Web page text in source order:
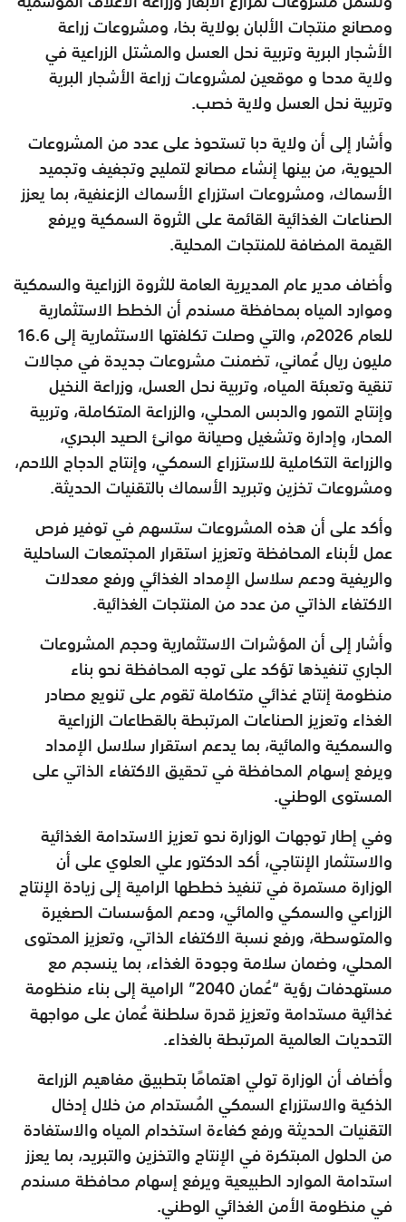
ومصانع منتجات الألبان بولاية بخا، ومشروعات زراعة
الأشجار البرية وتربية نحل العسل والمشتل الزراعية في
ولاية مدحا و موقعين لمشروعات زراعة الأشجار البرية
وتربية نحل العسل ولاية خصب.
وأشار إلى أن ولاية دبا تستحوذ على عدد من المشروعات
الحيوية، من بينها إنشاء مصانع لتمليح وتجفيف وتجميد
الأسماك، ومشروعات استزراع الأسماك الزعنفية، بما يعزز
الصناعات الغذائية القائمة على الثروة السمكية ويرفع
القيمة المضافة للمنتجات المحلية.
وأضاف مدير عام المديرية العامة للثروة الزراعية والسمكية
وموارد المياه بمحافظة مسندم أن الخطط الاستثمارية
للعام 2026م، والتي وصلت تكلفتها الاستثمارية إلى 16.6
مليون ريال عُماني، تضمنت مشروعات جديدة في مجالات
تنقية وتعبئة المياه، وتربية نحل العسل، وزراعة النخيل
وإنتاج التمور والدبس المحلي، والزراعة المتكاملة، وتربية
المحار، وإدارة وتشغيل وصيانة موانئ الصيد البحري،
والزراعة التكاملية للاستزراع السمكي، وإنتاج الدجاج اللاحم،
ومشروعات تخزين وتبريد الأسماك بالتقنيات الحديثة.
وأكد على أن هذه المشروعات ستسهم في توفير فرص
عمل لأبناء المحافظة وتعزيز استقرار المجتمعات الساحلية
والريفية ودعم سلاسل الإمداد الغذائي ورفع معدلات
الاكتفاء الذاتي من عدد من المنتجات الغذائية.
وأشار إلى أن المؤشرات الاستثمارية وحجم المشروعات
الجاري تنفيذها تؤكد على توجه المحافظة نحو بناء
منظومة إنتاج غذائي متكاملة تقوم على تنويع مصادر
الغذاء وتعزيز الصناعات المرتبطة بالقطاعات الزراعية
والسمكية والمائية، بما يدعم استقرار سلاسل الإمداد
ويرفع إسهام المحافظة في تحقيق الاكتفاء الذاتي على
المستوى الوطني.
وفي إطار توجهات الوزارة نحو تعزيز الاستدامة الغذائية
والاستثمار الإنتاجي، أكد الدكتور علي العلوي على أن
الوزارة مستمرة في تنفيذ خططها الرامية إلى زيادة الإنتاج
الزراعي والسمكي والمائي، ودعم المؤسسات الصغيرة
والمتوسطة، ورفع نسبة الاكتفاء الذاتي، وتعزيز المحتوى
المحلي، وضمان سلامة وجودة الغذاء، بما ينسجم مع
مستهدفات رؤية “عُمان 2040” الرامية إلى بناء منظومة
غذائية مستدامة وتعزيز قدرة سلطنة عُمان على مواجهة
التحديات العالمية المرتبطة بالغذاء.
وأضاف أن الوزارة تولي اهتمامًا بتطبيق مفاهيم الزراعة
الذكية والاستزراع السمكي المُستدام من خلال إدخال
التقنيات الحديثة ورفع كفاءة استخدام المياه والاستفادة
من الحلول المبتكرة في الإنتاج والتخزين والتبريد، بما يعزز
استدامة الموارد الطبيعية ويرفع إسهام محافظة مسندم
في منظومة الأمن الغذائي الوطني.